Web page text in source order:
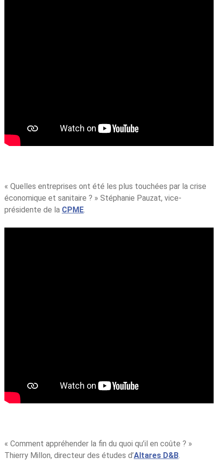
« Quelles entreprises ont été les plus touchées par la crise
économique et sanitaire ? » Stéphanie Pauzat, vice-
présidente de la CPME.
« Comment appréhender la fin du quoi qu’il en coûte ? »
Thierry Millon, directeur des études d’Altares D&B.